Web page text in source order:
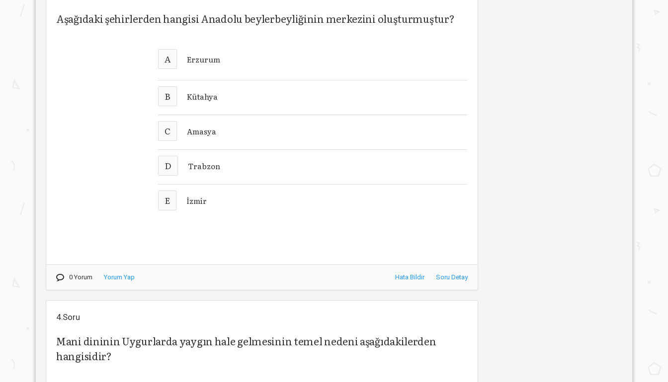
Aşağıdaki şehirlerden hangisi Anadolu beylerbeyliğinin merkezini oluşturmuştur?
A Erzurum
B Kütahya
C Amasya
D Trabzon
E İzmir
0 Yorum Yorum Yap Hata Bildir Soru Detay
4.Soru
Mani dininin Uygurlarda yaygın hale gelmesinin temel nedeni aşağıdakilerden
hangisidir?